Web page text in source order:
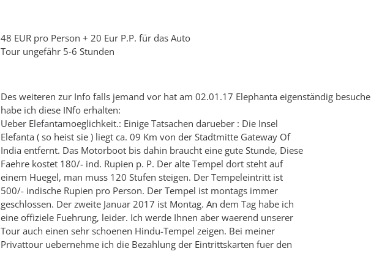
48 EUR pro Person + 20 Eur P.P. für das Auto
Tour ungefähr 5-6 Stunden
Des weiteren zur Info falls jemand vor hat am 02.01.17 Elephanta eigenständig
habe ich diese INfo erhalten:
Ueber Elefantamoeglichkeit.: Einige Tatsachen darueber : Die Insel
Elefanta ( so heist sie ) liegt ca. 09 Km von der Stadtmitte Gateway Of
India entfernt. Das Motorboot bis dahin braucht eine gute Stunde, Diese
Faehre kostet 180/- ind. Rupien p. P. Der alte Tempel dort steht auf
einem Huegel, man muss 120 Stufen steigen. Der Tempeleintritt ist
500/- indische Rupien pro Person. Der Tempel ist montags immer
geschlossen. Der zweite Januar 2017 ist Montag. An dem Tag habe ich
eine offiziele Fuehrung, leider. Ich werde Ihnen aber waerend unserer
Tour auch einen sehr schoenen Hindu-Tempel zeigen. Bei meiner
Privattour uebernehme ich die Bezahlung der Eintrittskarten fuer den